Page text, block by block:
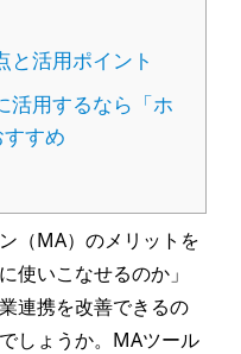
と活用ポイント
活用するなら「ホ
すめ
（MA）のメリットを
使いこなせるのか」
連携を改善できるの
しょうか。MAツール